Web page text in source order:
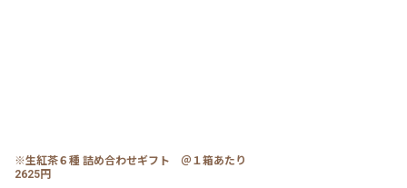
※生紅茶６種 詰め合わせギフト ＠１箱あたり
2625円